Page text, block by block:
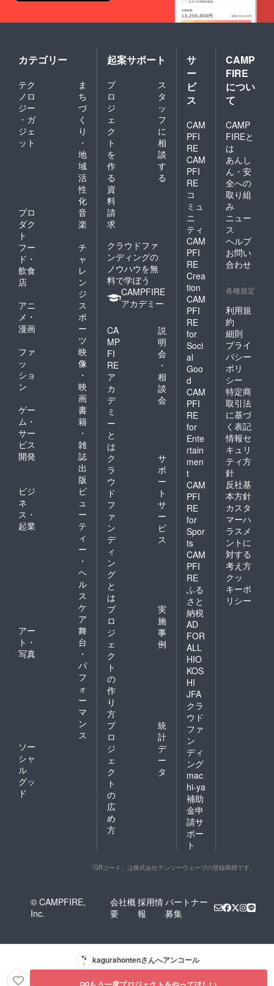
カテゴリー
テク
ノロ
ジー
・ガ
ジェ
ット
ま
ち
づ
く
り
・
地
域
活
性
化
プロ
ダク
ト
音
楽
フー
ド・
飲食
店
チ
ャ
レ
ン
ジ
アニ
メ・
漫画
ス
ポ
ー
ツ
ファ
ッ
ショ
ン
映
像
・
映
画
ゲー
ム・
サー
ビス
開発
書
籍
・
雑
誌
出
版
ビジ
ネ
ス・
起業
ビ
ュ
ー
テ
ィ
ー
・
ヘ
ル
ス
ケ
ア
アー
ト・
写真
舞
台
・
パ
フ
ォ
ー
マ
ン
ス
ソー
シャ
ル
グッ
ド
起案サポート
プ
ロ
ジ
ェ
ク
ト
を
作
る
ス
タ
ッ
フ
に
相
談
す
る
資
料
請
求
クラウドファ
ンディングの
ノウハウを無
料で学ぼう
CAMPFIRE
アカデミー
CA
MP
FI
RE
ア
カ
デ
ミ
ー
と
は
説
明
会
・
相
談
会
ク
ラ
ウ
ド
フ
ァ
ン
デ
ィ
ン
グ
と
は
サ
ポ
ー
ト
サ
ー
ビ
ス
プ
ロ
ジ
ェ
ク
ト
の
作
り
方
実
施
事
例
プ
ロ
ジ
ェ
ク
ト
の
広
め
方
統
計
デ
ー
タ
サ
ー
ビ
ス
CAM
PFI
RE
CAM
PFI
RE
コ
ミュ
ニ
ティ
CAM
PFI
RE
Crea
tion
CAM
PFI
RE
for
Soci
al
Goo
d
CAM
PFI
RE
for
Ente
rtain
men
t
CAM
PFI
RE
for
Spor
ts
CAM
PFI
RE
ふる
さと
納税
AD
FOR
ALL
HIO
KOS
HI
JFA
クラ
ウド
ファ
ン
ディ
ング
mac
hi-ya
補助
金申
請サ
ポー
ト
CAMP
FIRE
につい
て
CAMP
FIREと
は
あんし
ん・安
全への
取り組
み
ニュー
ス
ヘルプ
お問い
合わせ
各種規定
利用規
約
細則
プライ
バシー
ポリ
シー
特定商
取引法
に基づ
く表記
情報セ
キュリ
ティ方
針
反社基
本方針
カスタ
マーハ
ラスメ
ントに
対する
考え方
クッ
キーポ
リシー
「QRコード」は株式会社デンソーウェーブの登録商標です。
© CAMPFIRE,
Inc.
会社概
要
採用情
報
パートナー
募集
kagurahontenさんへアンコール